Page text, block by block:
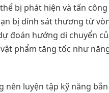
bị phát hiện và tấn
bị dính sát thương từ
đoán hướng di chuyển
phẩm tăng tốc như
nên luyện tập kỹ năng